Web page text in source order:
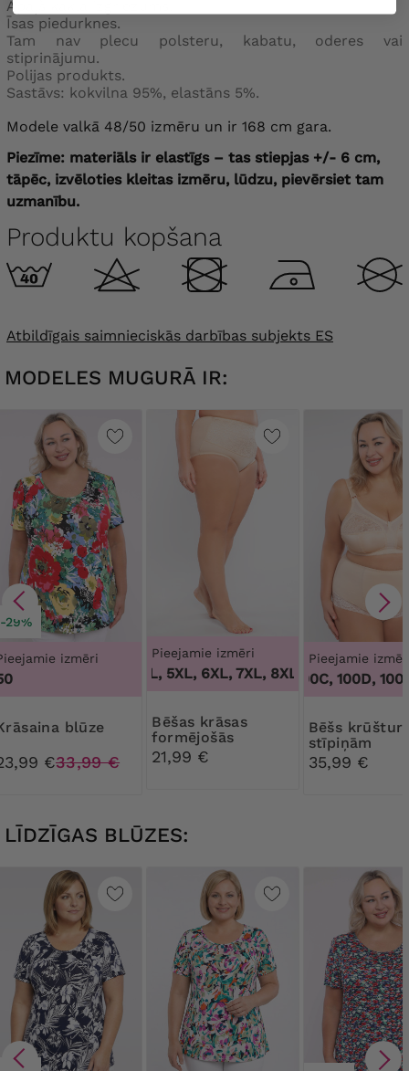
Apaļš kakla izgriezums.
Īsas piedurknes.
Tam nav plecu polsteru, kabatu, oderes vai
stiprinājumu.
Polijas produkts.
Sastāvs: kokvilna 95%, elastāns 5%.
Modele valkā 48/50 izmēru un ir 168 cm gara.
Piezīme: materiāls ir elastīgs – tas stiepjas +/- 6 cm,
tāpēc, izvēloties kleitas izmēru, lūdzu, pievērsiet tam
uzmanību.
Produktu kopšana
Atbildīgais saimnieciskās darbības subjekts ES
MODELES MUGURĀ IR:
-29%
izmēri
Krāsaina blūze
€33,99 €
Pieejamie izmēri
3XL, 4XL, 5XL, 6XL, 7XL, 8XL, 9XL, 3XL, 4XL,
Bēšas krāsas
formējošās
biksītes ar ziedu
mežģīnēm
21,99 €
Pieejamie
100B, 100C, 100D,
Bēšs krūšturis bez
stīpiņām
35,99 €
LĪDZĪGAS BLŪZES: